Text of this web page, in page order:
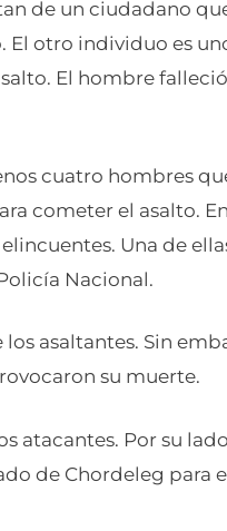
de un ciudadano
otro individuo es
El hombre
cuatro hombres
cometer el asalto.
Una de
Nacional.
asaltantes. Sin
su muerte.
atacantes. Por su
de Chordeleg para